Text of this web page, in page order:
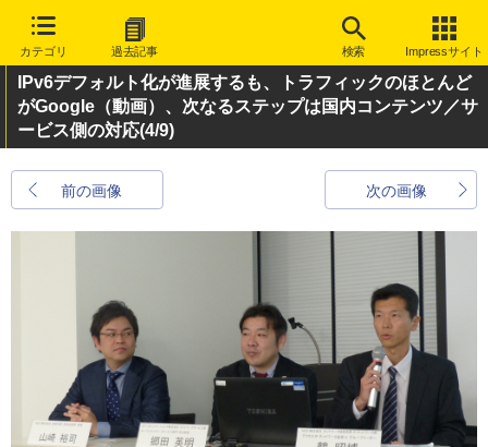
カテゴリ 過去記事 検索 Impressサイト
IPv6デフォルト化が進展するも、トラフィックのほとんど
がGoogle（動画）、次なるステップは国内コンテンツ／サ
ービス側の対応(4/9)
前の画像 次の画像